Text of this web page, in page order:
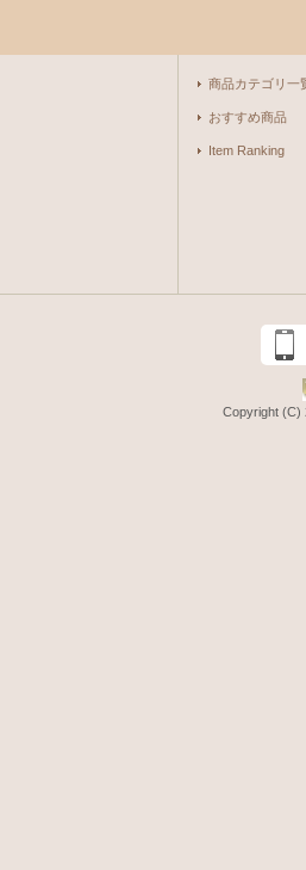
商品カテゴリ一
おすすめ商品
Item Ranking
Copyright (C)